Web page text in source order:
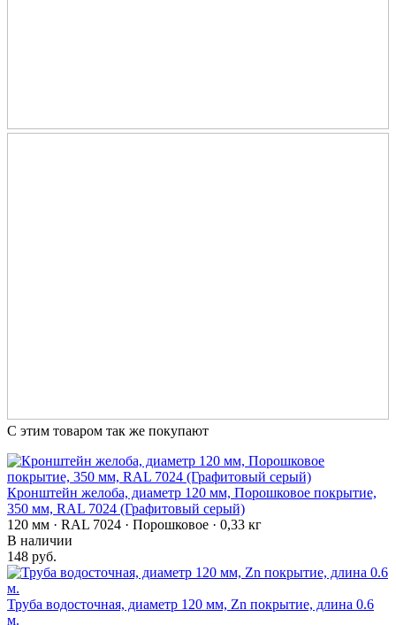
С этим товаром так же покупают
Кронштейн желоба, диаметр 120 мм, Порошковое покрытие,
350 мм, RAL 7024 (Графитовый серый)
120 мм · RAL 7024 · Порошковое · 0,33 кг
В наличии
148 руб.
Труба водосточная, диаметр 120 мм, Zn покрытие, длина 0.6
м.